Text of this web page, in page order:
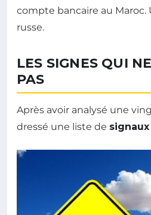
compte bancaire au Maroc.
russe.
LES SIGNES QUI
PAS
Après avoir analysé une
dressé une liste de signaux